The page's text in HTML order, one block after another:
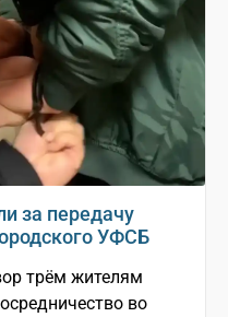
за передачу
УФСБ
трём жителям
во